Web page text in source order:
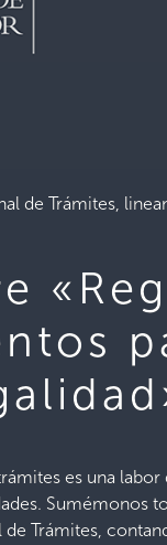
de Trámites,
es una
Sumémonos
Trámites,